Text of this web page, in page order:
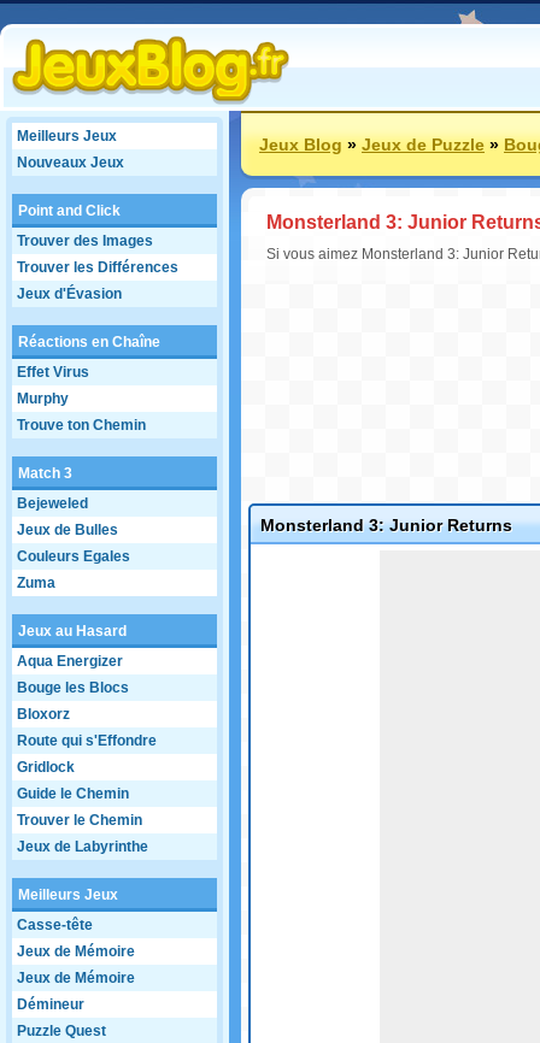
Meilleurs Jeux
Nouveaux Jeux
Point and Click
Trouver des Images
Trouver les Différences
Jeux d'Évasion
Réactions en Chaîne
Effet Virus
Murphy
Trouve ton Chemin
Match 3
Bejeweled
Jeux de Bulles
Couleurs Egales
Zuma
Jeux au Hasard
Aqua Energizer
Bouge les Blocs
Bloxorz
Route qui s'Effondre
Gridlock
Guide le Chemin
Trouver le Chemin
Jeux de Labyrinthe
Meilleurs Jeux
Casse-tête
Jeux de Mémoire
Jeux de Mémoire
Démineur
Puzzle Quest
Jeux Blog»Jeux de Puzzle»
Monsterland 3: Junior
Si vous aimez Monsterland 3: Junior
Monsterland 3: Junior Returns